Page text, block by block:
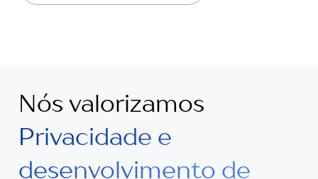
Nós valorizamos
Privacidade e
desenvolvimento de